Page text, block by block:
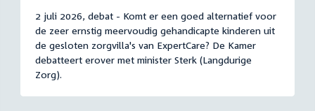
2 juli 2026, debat - Komt er een goed alternatief voor
de zeer ernstig meervoudig gehandicapte kinderen uit
de gesloten zorgvilla's van ExpertCare? De Kamer
debatteert erover met minister Sterk (Langdurige
Zorg).